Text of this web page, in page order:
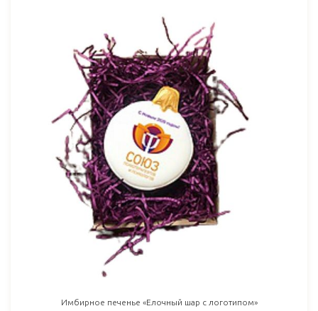
Имбирное печенье «Елочный шар с логотипом»